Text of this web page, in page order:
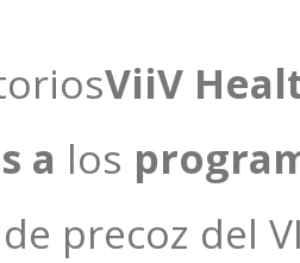
ViiV
a los
precoz del